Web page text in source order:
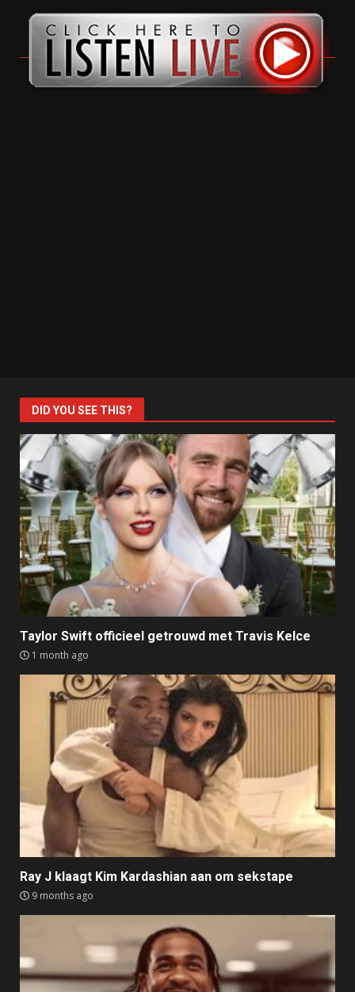
DID YOU SEE THIS?
Taylor Swift officieel getrouwd met Travis Kelce
1 month ago
Ray J klaagt Kim Kardashian aan om sekstape
9 months ago